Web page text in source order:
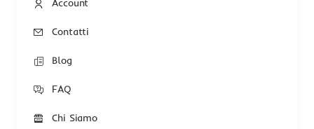
Account
Contatti
Blog
FAQ
Chi Siamo